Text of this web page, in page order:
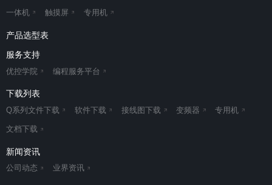
一体机 触摸屏 专用机
产品选型表
服务支持
优控学院 编程服务平台
下载列表
Q系列文件下载 软件下载 接线图下载 变频器 专用机
文档下载
新闻资讯
公司动态 业界资讯